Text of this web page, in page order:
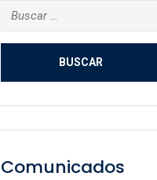
Buscar:
Comunicados